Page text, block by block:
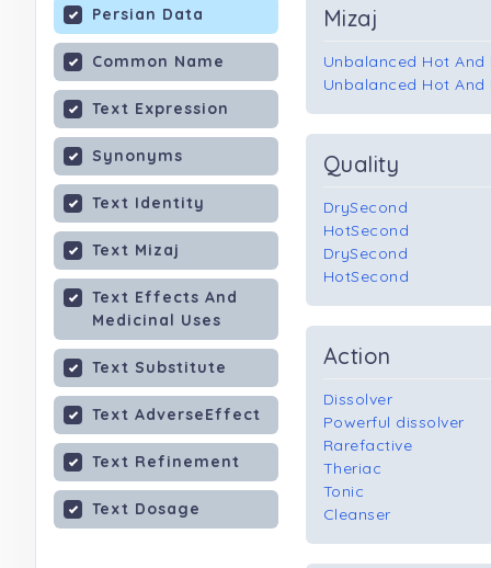
Persian Data
Common Name
Text Expression
Synonyms
Text Identity
Text Mizaj
Text Effects And
Medicinal Uses
Text Substitute
Text AdverseEffect
Text Refinement
Text Dosage
Mizaj
Unbalanced Hot And
Unbalanced Hot And
Quality
DrySecond
HotSecond
DrySecond
HotSecond
Action
Dissolver
Powerful dissolver
Rarefactive
Theriac
Tonic
Cleanser